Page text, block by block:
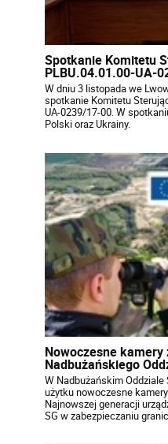
Spotkanie Komitetu
PLBU.04.01.00-UA-
W dniu 3 listopada we
spotkanie Komitetu
UA-0239/17-00. W
Polski oraz Ukrainy.
Nowoczesne kamery
Nadbużańskiego
W Nadbużańskim
użytku nowoczesne
Najnowszej generacji
SG w zabezpieczaniu